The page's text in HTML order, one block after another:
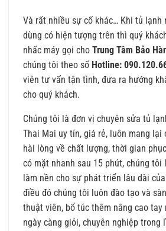
Và rất nhiều sự cố khác… Khi tủ lạnh
dùng có hiện tượng trên thì quý
nhấc máy gọi cho Trung Tâm Bảo
chúng tôi theo số Hotline:
viên tư vấn tận tình, đưa ra hướng
cho quý khách.
Chúng tôi là đơn vị chuyên sửa tủ
Thai Mai uy tín, giá rẻ, luôn mang lại
hài lòng về chất lượng, thời gian
có mặt nhanh sau 15 phút, chúng tôi
làm nền cho sự phát triển lâu dài
điều đó chúng tôi luôn đào tạo và
thuật viên, bổ túc thêm nâng cao tay
ngày càng giỏi, chuyên nghiệp trong